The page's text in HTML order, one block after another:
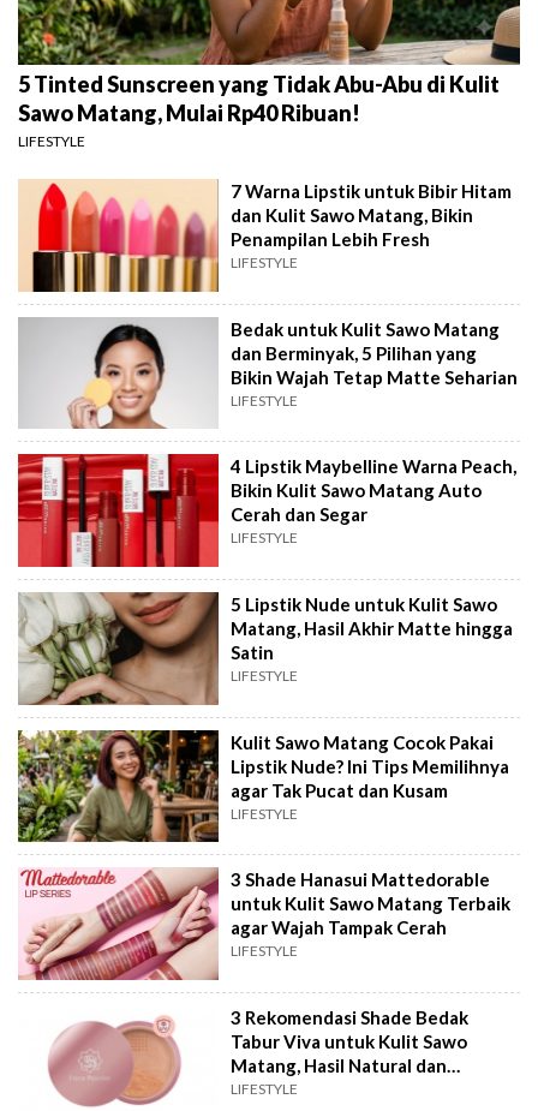
5 Tinted Sunscreen yang Tidak Abu-Abu di Kulit
Sawo Matang, Mulai Rp40 Ribuan!
LIFESTYLE
7 Warna Lipstik untuk Bibir Hitam
dan Kulit Sawo Matang, Bikin
Penampilan Lebih Fresh
LIFESTYLE
Bedak untuk Kulit Sawo Matang
dan Berminyak, 5 Pilihan yang
Bikin Wajah Tetap Matte Seharian
LIFESTYLE
4 Lipstik Maybelline Warna Peach,
Bikin Kulit Sawo Matang Auto
Cerah dan Segar
LIFESTYLE
5 Lipstik Nude untuk Kulit Sawo
Matang, Hasil Akhir Matte hingga
Satin
LIFESTYLE
Kulit Sawo Matang Cocok Pakai
Lipstik Nude? Ini Tips Memilihnya
agar Tak Pucat dan Kusam
LIFESTYLE
3 Shade Hanasui Mattedorable
untuk Kulit Sawo Matang Terbaik
agar Wajah Tampak Cerah
LIFESTYLE
3 Rekomendasi Shade Bedak
Tabur Viva untuk Kulit Sawo
Matang, Hasil Natural dan
Menyatu
LIFESTYLE